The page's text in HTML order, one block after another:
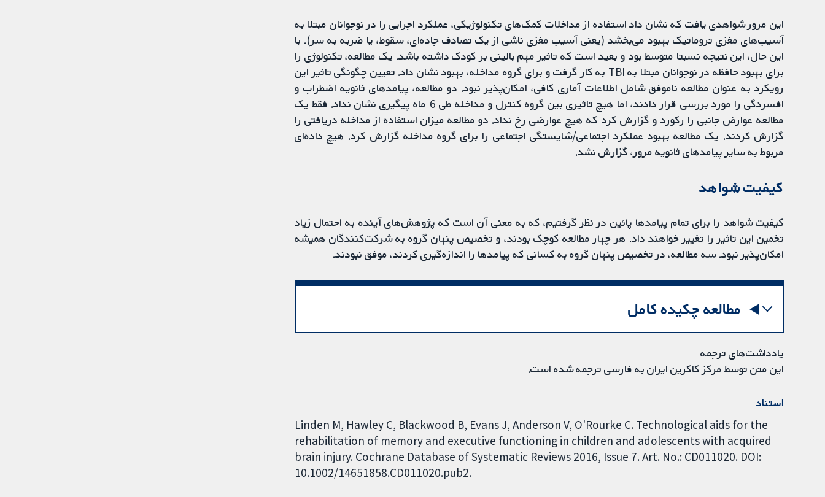
این مرور شواهدی یافت که نشان داد استفاده از مداخلات کمک‌های تکنولوژیکی، عملکرد اجرایی را در نوجوانان مبتلا به
آسیب‌های مغزی تروماتیک بهبود می‌بخشد (یعنی آسیب مغزی ناشی از یک تصادف جاده‌ای، سقوط، یا ضربه به سر). با
این حال، این نتیجه نسبتا متوسط بود و بعید است که تاثیر مهم بالینی بر کودک داشته باشد. یک مطالعه، تکنولوژی را
برای بهبود حافظه در نوجوانان مبتلا به TBI به کار گرفت و برای گروه مداخله، بهبود نشان داد. تعیین چگونگی تاثیر این
رویکرد به عنوان مطالعه ناموفق شامل اطلاعات آماری کافی، امکان‌پذیر نبود. دو مطالعه، پیامدهای ثانویه اضطراب و
افسردگی را مورد بررسی قرار دادند، اما هیچ تاثیری بین گروه کنترل و مداخله طی 6 ماه پیگیری نشان نداد. فقط یک
مطالعه عوارض جانبی را رکورد و گزارش کرد که هیچ عوارضی رخ نداد. دو مطالعه میزان استفاده از مداخله دریافتی را
گزارش کردند. یک مطالعه بهبود عملکرد اجتماعی/شایستگی اجتماعی را برای گروه مداخله گزارش کرد. هیچ داده‌ای
مربوط به سایر پیامدهای ثانویه مرور، گزارش نشد.
کیفیت شواهد
کیفیت شواهد را برای تمام پیامدها پائین در نظر گرفتیم، که به معنی آن است که پژوهش‌های آینده به احتمال زیاد
تخمین این تاثیر را تغییر خواهند داد. هر چهار مطالعه کوچک بودند، و تخصیص پنهان گروه به شرکت‌کنندگان همیشه
امکان‌پذیر نبود. سه مطالعه، در تخصیص پنهان گروه به کسانی که پیامدها را اندازه‌گیری کردند، موفق نبودند.
مطالعه چکیده کامل
یادداشت‌های ترجمه
این متن توسط مرکز کاکرین ایران به فارسی ترجمه شده است.
استناد
Linden M, Hawley C, Blackwood B, Evans J, Anderson V, O'Rourke C. Technological aids for the
rehabilitation of memory and executive functioning in children and adolescents with acquired
brain injury. Cochrane Database of Systematic Reviews 2016, Issue 7. Art. No.: CD011020. DOI:
10.1002/14651858.CD011020.pub2.